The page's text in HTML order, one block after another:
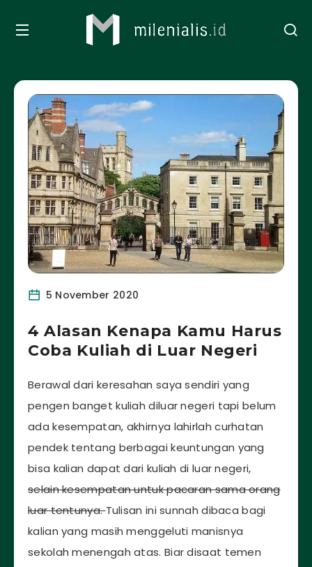
5 November 2020
4 Alasan Kenapa Kamu Harus
Coba Kuliah di Luar Negeri
Berawal dari keresahan saya sendiri yang
pengen banget kuliah diluar negeri tapi belum
ada kesempatan, akhirnya lahirlah curhatan
pendek tentang berbagai keuntungan yang
bisa kalian dapat dari kuliah di luar negeri,
selain kesempatan untuk pacaran sama orang
luar tentunya.Tulisan ini sunnah dibaca bagi
kalian yang masih menggeluti manisnya
sekolah menengah atas. Biar disaat temen